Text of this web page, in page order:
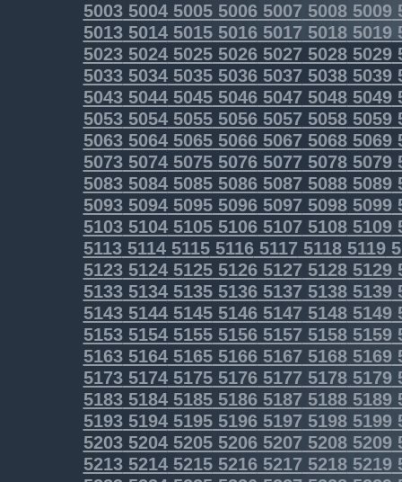
50035004500550065007 50085009
50135014501550165017 50185019
5023502450255026502750285029
5033503450355036503750385039
5043504450455046504750485049
5053505450555056505750585059
5063506450655066506750685069
5073507450755076507750785079
5083508450855086508750885089
5093509450955096509750985099
5103510451055106510751085109
5113511451155116511751185119
5123512451255126512751285129
5133513451355136513751385139
5143514451455146514751485149
5153515451555156515751585159
5163516451655166516751685169
5173517451755176517751785179
5183518451855186518751885189
51935194519551965197 51985199
52035204520552065207 52085209
5213521452155216521752185219